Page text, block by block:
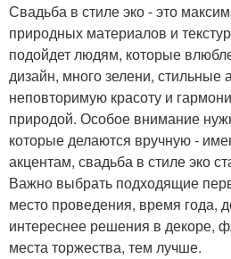
Свадьба в стиле эко - это
природных материалов и
подойдет людям, которые
дизайн, много зелени, стильные
неповторимую красоту и
природой. Особое внимание
которые делаются вручную -
акцентам, свадьба в стиле эко
Важно выбрать подходящие
место проведения, время года,
интереснее решения в декоре,
места торжества, тем лучше.